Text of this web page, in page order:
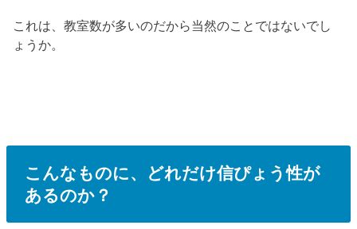
これは、教室数が多いのだから当然のことではないでし
ょうか。
こんなものに、どれだけ信ぴょう性が
あるのか？